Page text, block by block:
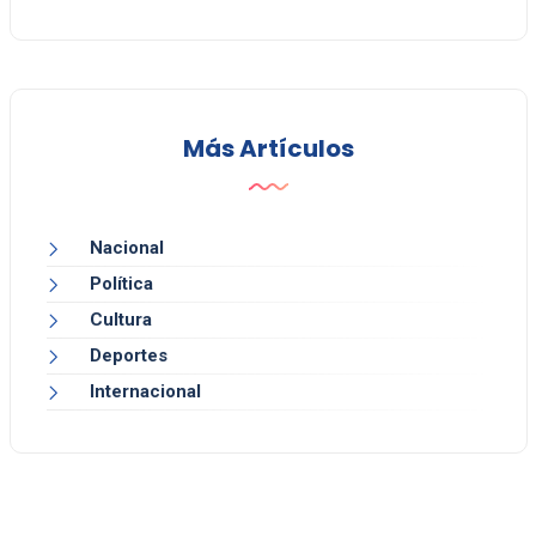
Más Artículos
Nacional
Política
Cultura
Deportes
Internacional